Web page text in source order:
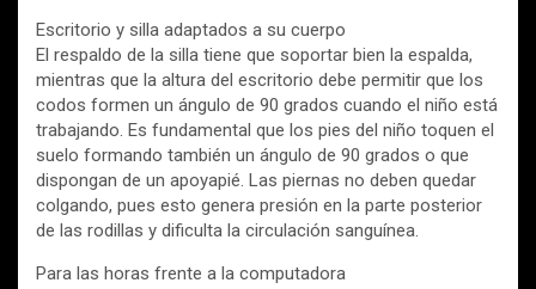
Escritorio y silla adaptados a su cuerpo
El respaldo de la silla tiene que soportar bien la espalda,
mientras que la altura del escritorio debe permitir que los
codos formen un ángulo de 90 grados cuando el niño está
trabajando. Es fundamental que los pies del niño toquen el
suelo formando también un ángulo de 90 grados o que
dispongan de un apoyapié. Las piernas no deben quedar
colgando, pues esto genera presión en la parte posterior
de las rodillas y dificulta la circulación sanguínea.
Para las horas frente a la computadora